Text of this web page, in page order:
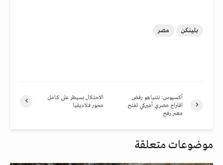
بلينكن مصر
الاحتلال يسيطر على كامل
محور فلاديفيا
أكسيوس: نتنياهو رفض
اقتراح مصري أميركي لفتح
معبر رفح
موضوعات متعلقة